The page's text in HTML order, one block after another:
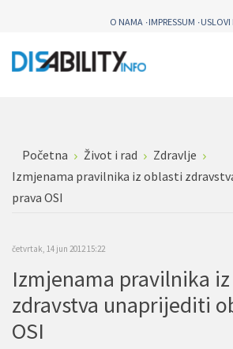
O NAMA IMPRESSUM USLOVI
Početna Život i rad
Zdravlje
Izmjenama pravilnika iz oblasti
prava OSI
četvrtak, 14 jun 2012 15:22
Izmjenama pravilnika
zdravstva unaprijediti
OSI